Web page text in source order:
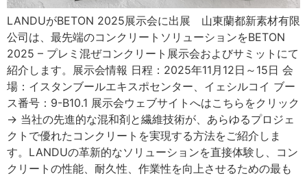
LANDUがBETON 2025展示会に出展 山東蘭都新素材有限
公司は、最先端のコンクリートソリューションをBETON
2025 – プレミ混ぜコンクリート展示会およびサミットにて
紹介します。展示会情報 日程：2025年11月12日～15日 会
場：イスタンブールエキスポセンター、イェシルコイ ブー
ス番号：9-B10.1 展示会ウェブサイトへはこちらをクリック
→ 当社の先進的な混和剤と繊維技術が、あらゆるプロジェ
クトで優れたコンクリートを実現する方法をご紹介しま
す。LANDUの革新的なソリューションを直接体験し、コン
クリートの性能、耐久性、作業性を向上させるための最も